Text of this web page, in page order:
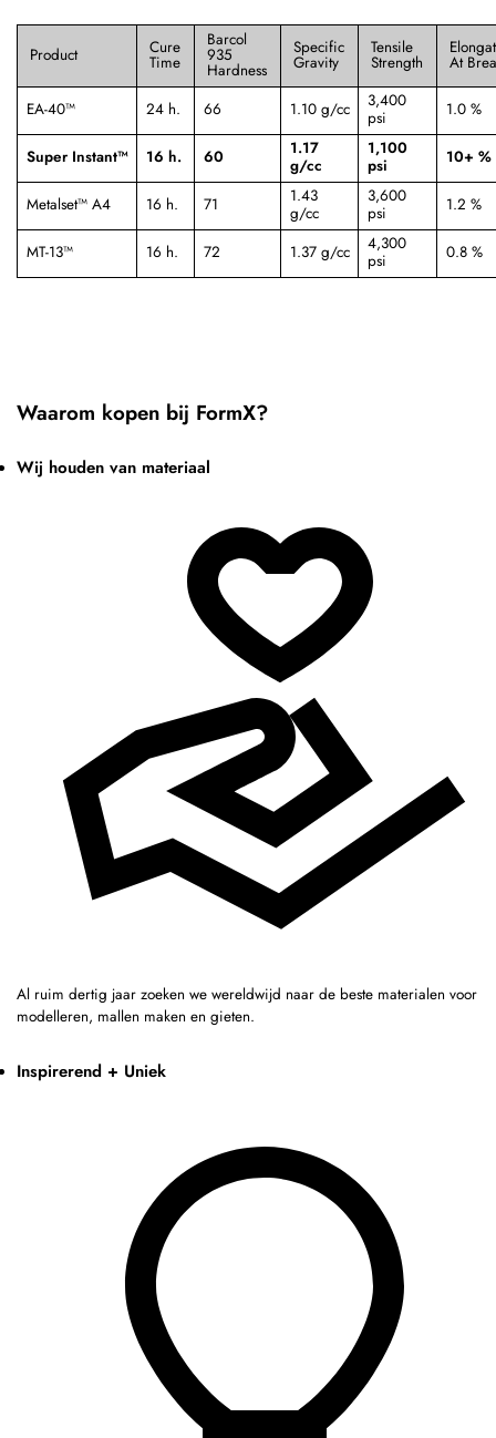
Product Cure
Time
Barcol
935
Hardness
Specific
Gravity
Tensile
Strength At
EA-40™ 24 h. 66 1.10 g/cc
3,400
psi
1.0 %
Super Instant™ 16 h. 60
1.17
g/cc
1,100
psi
10+ %
Metalset™ A4 16 h. 71
1.43
g/cc
3,600
psi
1.2 %
MT-13™ 16 h. 72 1.37 g/cc
4,300
psi
0.8 %
Waarom kopen bij FormX?
Wij houden van materiaal
Al ruim dertig jaar zoeken we wereldwijd naar de beste materialen voor
modelleren, mallen maken en gieten.
Inspirerend + Uniek